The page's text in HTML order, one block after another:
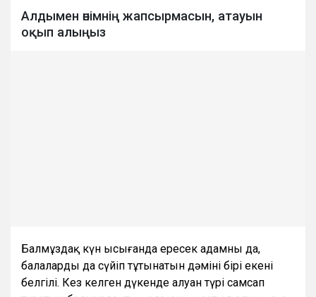
Алдымен өнімнің жапсырмасын, атауын
оқып алыңыз
Балмұздақ күн ысығанда ересек адамның да,
балалардың да сүйіп тұтынатын дәмінің бірі екені
белгілі. Кез келген дүкенде алуан түрі самсап